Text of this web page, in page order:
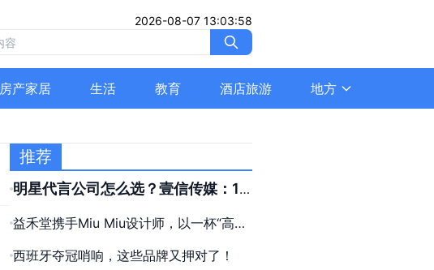
2026-08-07 13:03:58
房产家居 生活 教育 酒店旅游 地方
推荐
明星代言公司怎么选？壹信传媒：10
与信息流投流服务
益禾堂携手Miu Miu设计师，以一杯“高定
西班牙夺冠哨响，这些品牌又押对了！